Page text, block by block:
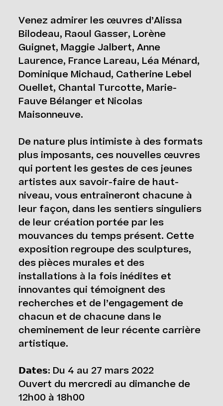
Venez admirer les œuvres d’Alissa
Bilodeau, Raoul Gasser, Lorène
Guignet, Maggie Jalbert, Anne
Laurence, France Lareau, Léa Ménard,
Dominique Michaud, Catherine Lebel
Ouellet, Chantal Turcotte, Marie-
Fauve Bélanger et Nicolas
Maisonneuve.
De nature plus intimiste à des formats
plus imposants, ces nouvelles œuvres
qui portent les gestes de ces jeunes
artistes aux savoir-faire de haut-
niveau, vous entraîneront chacune à
leur façon, dans les sentiers singuliers
de leur création portée par les
mouvances du temps présent. Cette
exposition regroupe des sculptures,
des pièces murales et des
installations à la fois inédites et
innovantes qui témoignent des
recherches et de l’engagement de
chacun et de chacune dans le
cheminement de leur récente carrière
artistique.
𝗗𝗮𝘁𝗲𝘀: Du 4 au 27 mars 2022
Ouvert du mercredi au dimanche de
12h00 à 18h00